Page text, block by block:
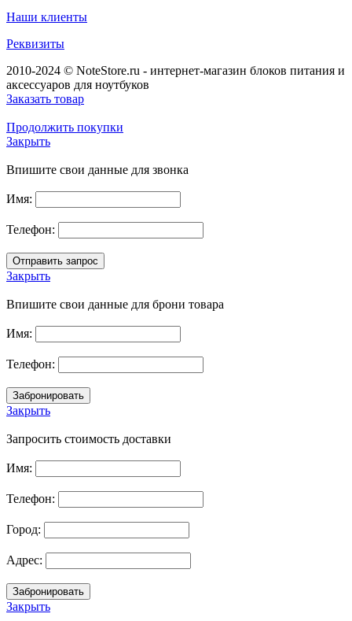
Наши клиенты
Реквизиты
2010-2024 © NoteStore.ru - интернет-магазин блоков питания и
аксессуаров для ноутбуков
Заказать товар
Продолжить покупки
Закрыть
Впишите свои данные для звонка
Имя:
Телефон:
Закрыть
Впишите свои данные для брони товара
Имя:
Телефон:
Закрыть
Запросить стоимость доставки
Имя:
Телефон:
Город:
Адрес:
Закрыть